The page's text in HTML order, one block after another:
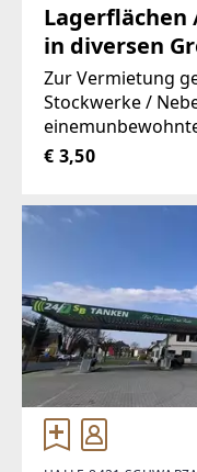
Lagerflächen
in diversen
Zur Vermietung
Stockwerke /
hervorragende
€ 3,50